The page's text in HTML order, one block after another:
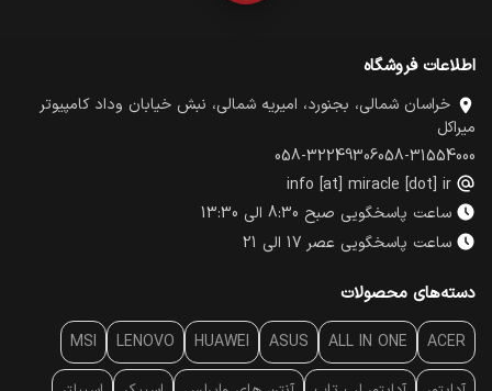
اطلاعات فروشگاه
خراسان شمالی، بجنورد، امیریه شمالی، نبش خیابان وداد کامپیوتر
میراکل
058-31554000
058-32249306
info [at] miracle [dot] ir
ساعت پاسخگویی صبح 8:30 الی 13:30
ساعت پاسخگویی عصر 17 الی 21
دسته‌های محصولات
ACER
ALL IN ONE
ASUS
HUAWEI
LENOVO
MSI